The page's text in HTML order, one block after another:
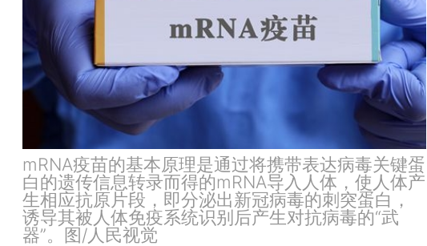
mRNA疫苗的基本原理是通过将携带表达病毒关键蛋
白的遗传信息转录而得的mRNA导入人体，使人体产
生相应抗原片段，即分泌出新冠病毒的刺突蛋白，
诱导其被人体免疫系统识别后产生对抗病毒的“武
器”。图/人民视觉